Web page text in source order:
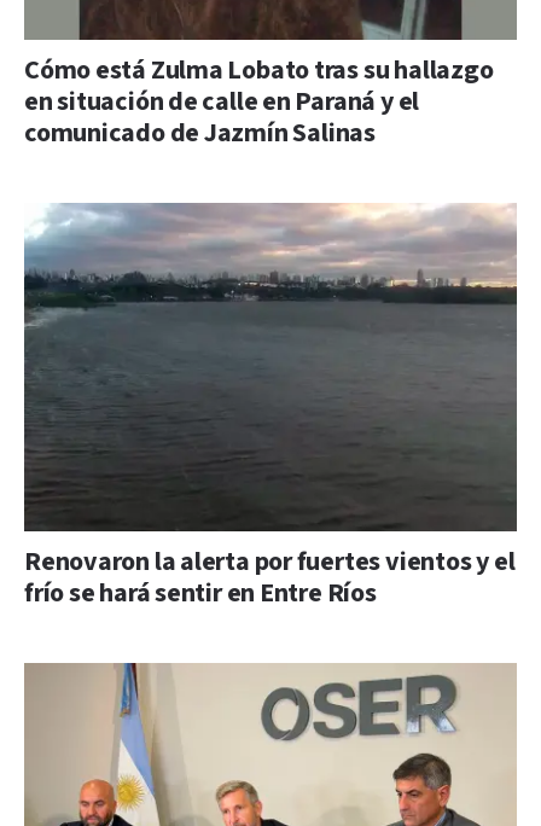
Cómo está Zulma Lobato tras su hallazgo
en situación de calle en Paraná y el
comunicado de Jazmín Salinas
Renovaron la alerta por fuertes vientos y el
frío se hará sentir en Entre Ríos